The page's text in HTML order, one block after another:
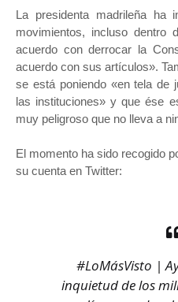
La presidenta madrileña ha
movimientos, incluso dentro
acuerdo con derrocar la
acuerdo con sus artículos».
se está poniendo «en tela de
las instituciones» y que ése
muy peligroso que no lleva a
El momento ha sido recogido
su cuenta en Twitter:
#LoMásVisto |
inquietud de los